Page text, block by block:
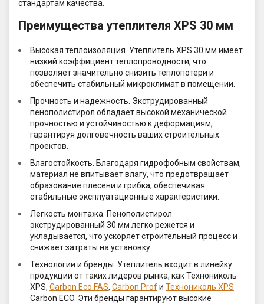
стандартам качества.
Преимущества утеплителя XPS 30 мм
Высокая теплоизоляция. Утеплитель XPS 30 мм имеет
низкий коэффициент теплопроводности, что
позволяет значительно снизить теплопотери и
обеспечить стабильный микроклимат в помещении.
Прочность и надежность. Экструдированный
пенополистирол обладает высокой механической
прочностью и устойчивостью к деформациям,
гарантируя долговечность ваших строительных
проектов.
Влагостойкость. Благодаря гидрофобным свойствам,
материал не впитывает влагу, что предотвращает
образование плесени и грибка, обеспечивая
стабильные эксплуатационные характеристики.
Легкость монтажа. Пенополистирол
экструдированный 30 мм легко режется и
укладывается, что ускоряет строительный процесс и
снижает затраты на установку.
Технологии и бренды. Утеплитель входит в линейку
продукции от таких лидеров рынка, как Технониколь
XPS, Carbon Eco FAS, Carbon Profи Технониколь XPS
Carbon ECO. Эти бренды гарантируют высокие